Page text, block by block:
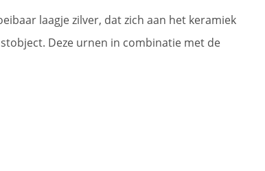
laagje zilver, dat zich aan het keramiek
Deze urnen in combinatie met de